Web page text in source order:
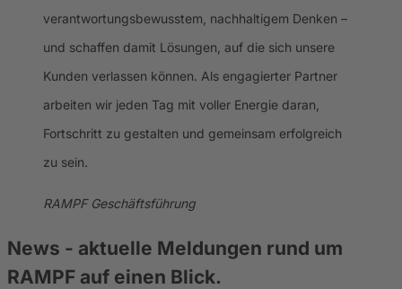
verantwortungsbewusstem, nachhaltigem Denken –
und schaffen damit Lösungen, auf die sich unsere
Kunden verlassen können. Als engagierter Partner
arbeiten wir jeden Tag mit voller Energie daran,
Fortschritt zu gestalten und gemeinsam erfolgreich
zu sein.
RAMPF Geschäftsführung
News - aktuelle Meldungen rund um
RAMPF auf einen Blick.